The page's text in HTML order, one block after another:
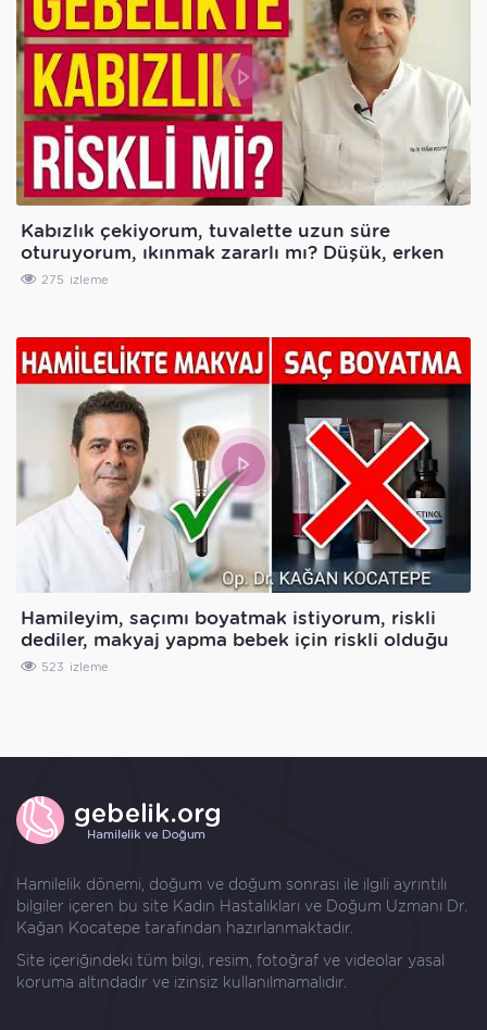
Kabızlık çekiyorum, tuvalette uzun süre
oturuyorum, ıkınmak zararlı mı? Düşük, erken
doğum olur mu?
275
Hamileyim, saçımı boyatmak istiyorum, riskli
dediler, makyaj yapma bebek için riskli olduğu
söylendi
523
Hamilelik dönemi, doğum ve doğum sonrası ile ilgili ayrıntılı
bilgiler içeren bu site Kadın Hastalıkları ve Doğum Uzmanı Dr.
Kağan Kocatepe tarafından hazırlanmaktadır.
Site içeriğindeki tüm bilgi, resim, fotoğraf ve videolar yasal
koruma altındadır ve izinsiz kullanılmamalıdır.